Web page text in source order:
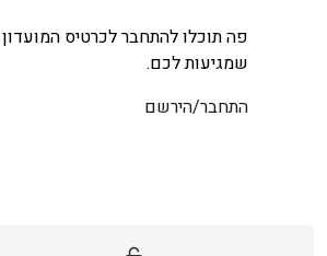
פה תוכלו להתחבר לכרטיס
שמגיעות לכם.
התחבר/הירשם